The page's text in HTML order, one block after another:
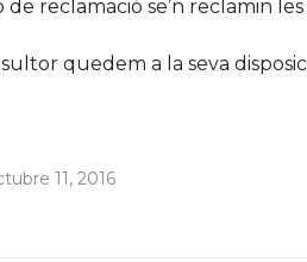
reclamació se’n reclamin
quedem a la seva
11, 2016